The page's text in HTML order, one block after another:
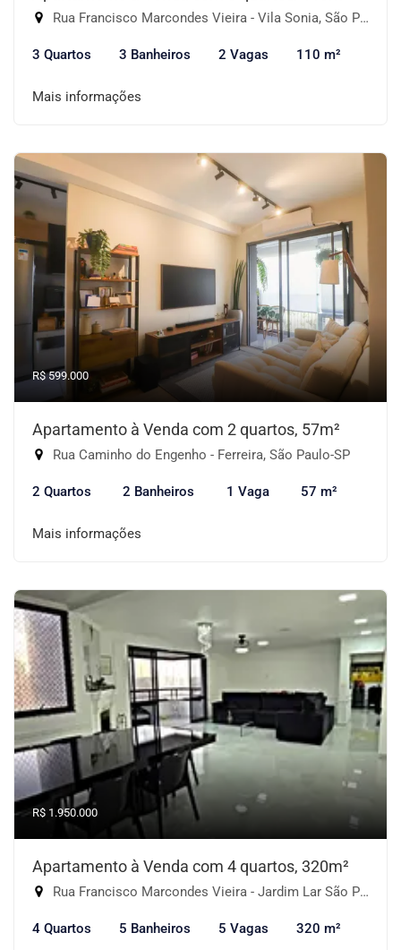
Rua Francisco Marcondes Vieira - Vila Sonia, São Paulo-SP
3 Quartos 3 Banheiros 2 Vagas 110 m²
Mais informações
R$ 599.000
Apartamento à Venda com 2 quartos, 57m²
Rua Caminho do Engenho - Ferreira, São Paulo-SP
2 Quartos 2 Banheiros 1 Vaga 57 m²
Mais informações
R$ 1.950.000
Apartamento à Venda com 4 quartos, 320m²
Rua Francisco Marcondes Vieira - Jardim Lar São Paulo, São Paulo-SP
4 Quartos 5 Banheiros 5 Vagas 320 m²